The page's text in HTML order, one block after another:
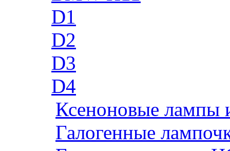
D1
D2
D3
D4
Ксеноновые лампы
Галогенные